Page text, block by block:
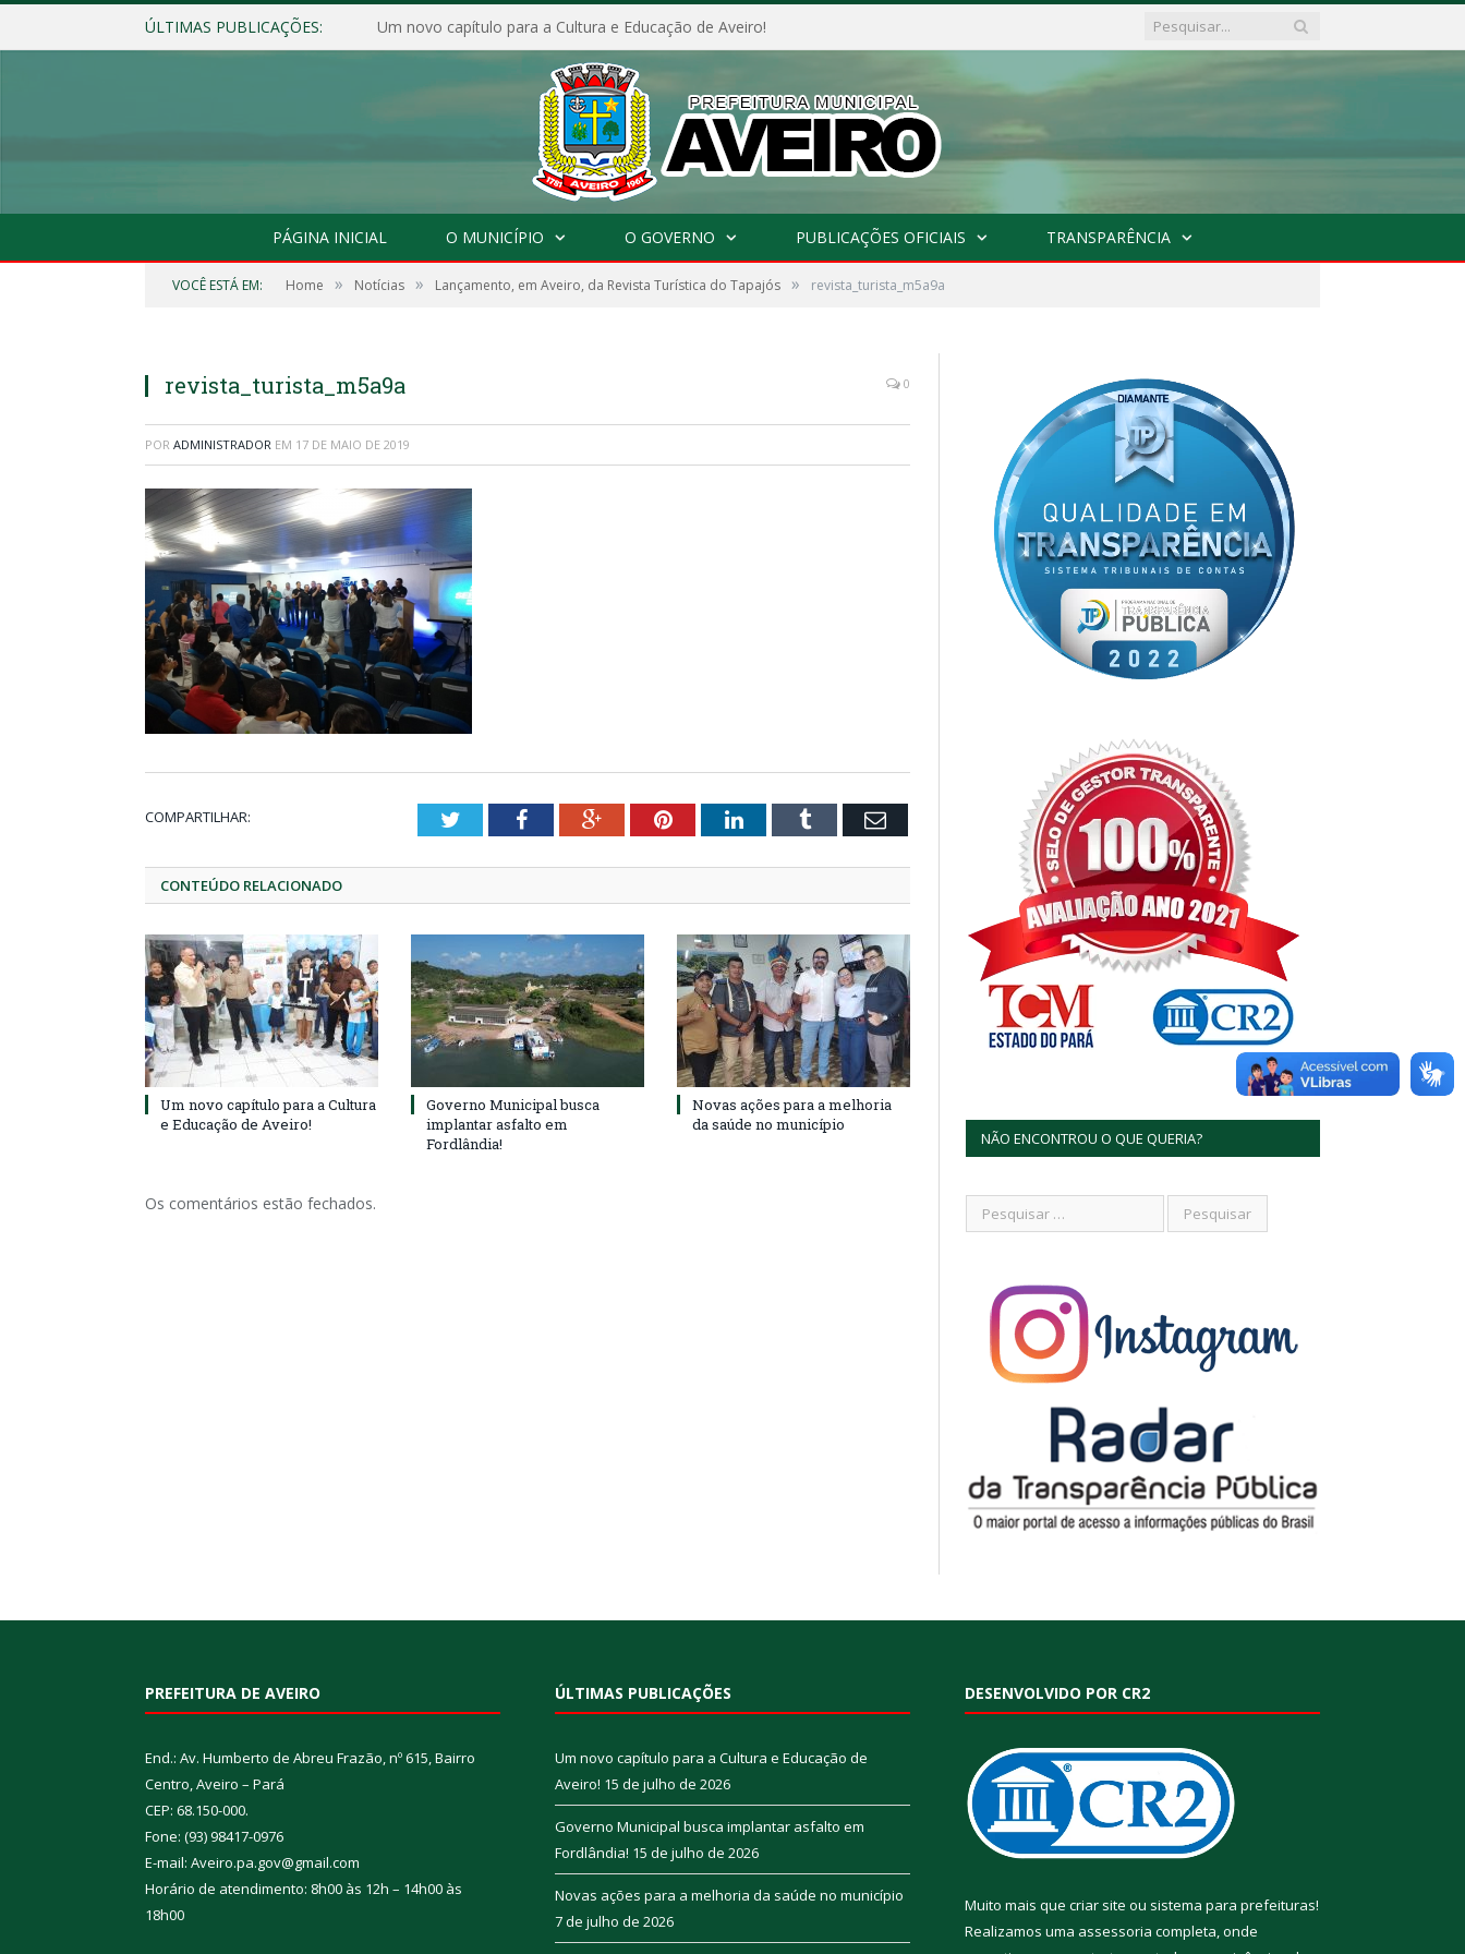
ÚLTIMAS PUBLICAÇÕES: Um novo capítulo para a Cultura e Educação de Aveiro!
PÁGINA INICIAL O MUNICÍPIO O GOVERNO PUBLICAÇÕES OFICIAIS TRANSPARÊNCIA
VOCÊ ESTÁ EM: Home » Notícias » Lançamento, em Aveiro, da Revista Turística do Tapajós » revista_turista_m5a9a
revista_turista_m5a9a 0
POR ADMINISTRADOR EM 17 DE MAIO DE 2019
COMPARTILHAR: TwitterFacebookGoogle+PinterestLinkedInTumblr Email
CONTEÚDO RELACIONADO
Um novo capítulo para a Cultura
e Educação de Aveiro!
Governo Municipal busca
implantar asfalto em
Fordlândia!
Novas ações para a melhoria
da saúde no município
Os comentários estão fechados.
NÃO ENCONTROU O QUE QUERIA?
PREFEITURA DE AVEIRO
End.: Av. Humberto de Abreu Frazão, nº 615, Bairro
Centro, Aveiro – Pará
CEP: 68.150-000.
Fone: (93) 98417-0976
E-mail: Aveiro.pa.gov@gmail.com
Horário de atendimento: 8h00 às 12h – 14h00 às
18h00
ÚLTIMAS PUBLICAÇÕES
Um novo capítulo para a Cultura e Educação de
Aveiro! 15 de julho de 2026
Governo Municipal busca implantar asfalto em
Fordlândia! 15 de julho de 2026
Novas ações para a melhoria da saúde no município
7 de julho de 2026
DESENVOLVIDO POR CR2
Muito mais que criar site ou sistema para prefeituras!
Realizamos uma assessoria completa, onde